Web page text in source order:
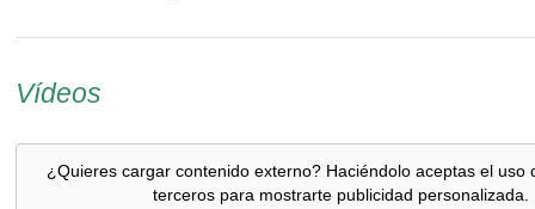
Vídeos
¿Quieres cargar contenido externo? Haciéndolo aceptas el uso
terceros para mostrarte publicidad personalizada.